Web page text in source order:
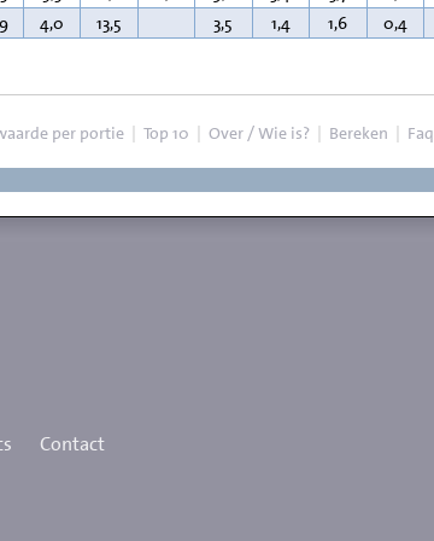
4,0 13,5 3,5 1,4 1,6 0,4
per portie | Top 10 | Over / Wie is? | Bereken | Faq
Contact